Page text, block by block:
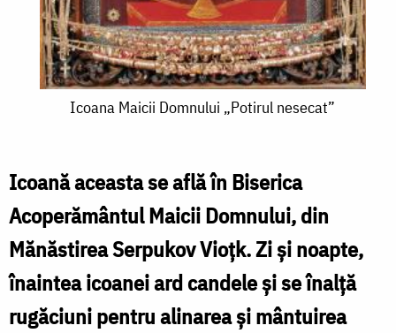
Icoana
Domnului
„Potirul
nesecat”
Icoana Maicii Domnului „Potirul nesecat”
Icoană aceasta se află în Biserica
Acoperământul Maicii Domnului, din
Mănăstirea Serpukov Vioțk. Zi și noapte,
înaintea icoanei ard candele și se înalță
rugăciuni pentru alinarea și mântuirea